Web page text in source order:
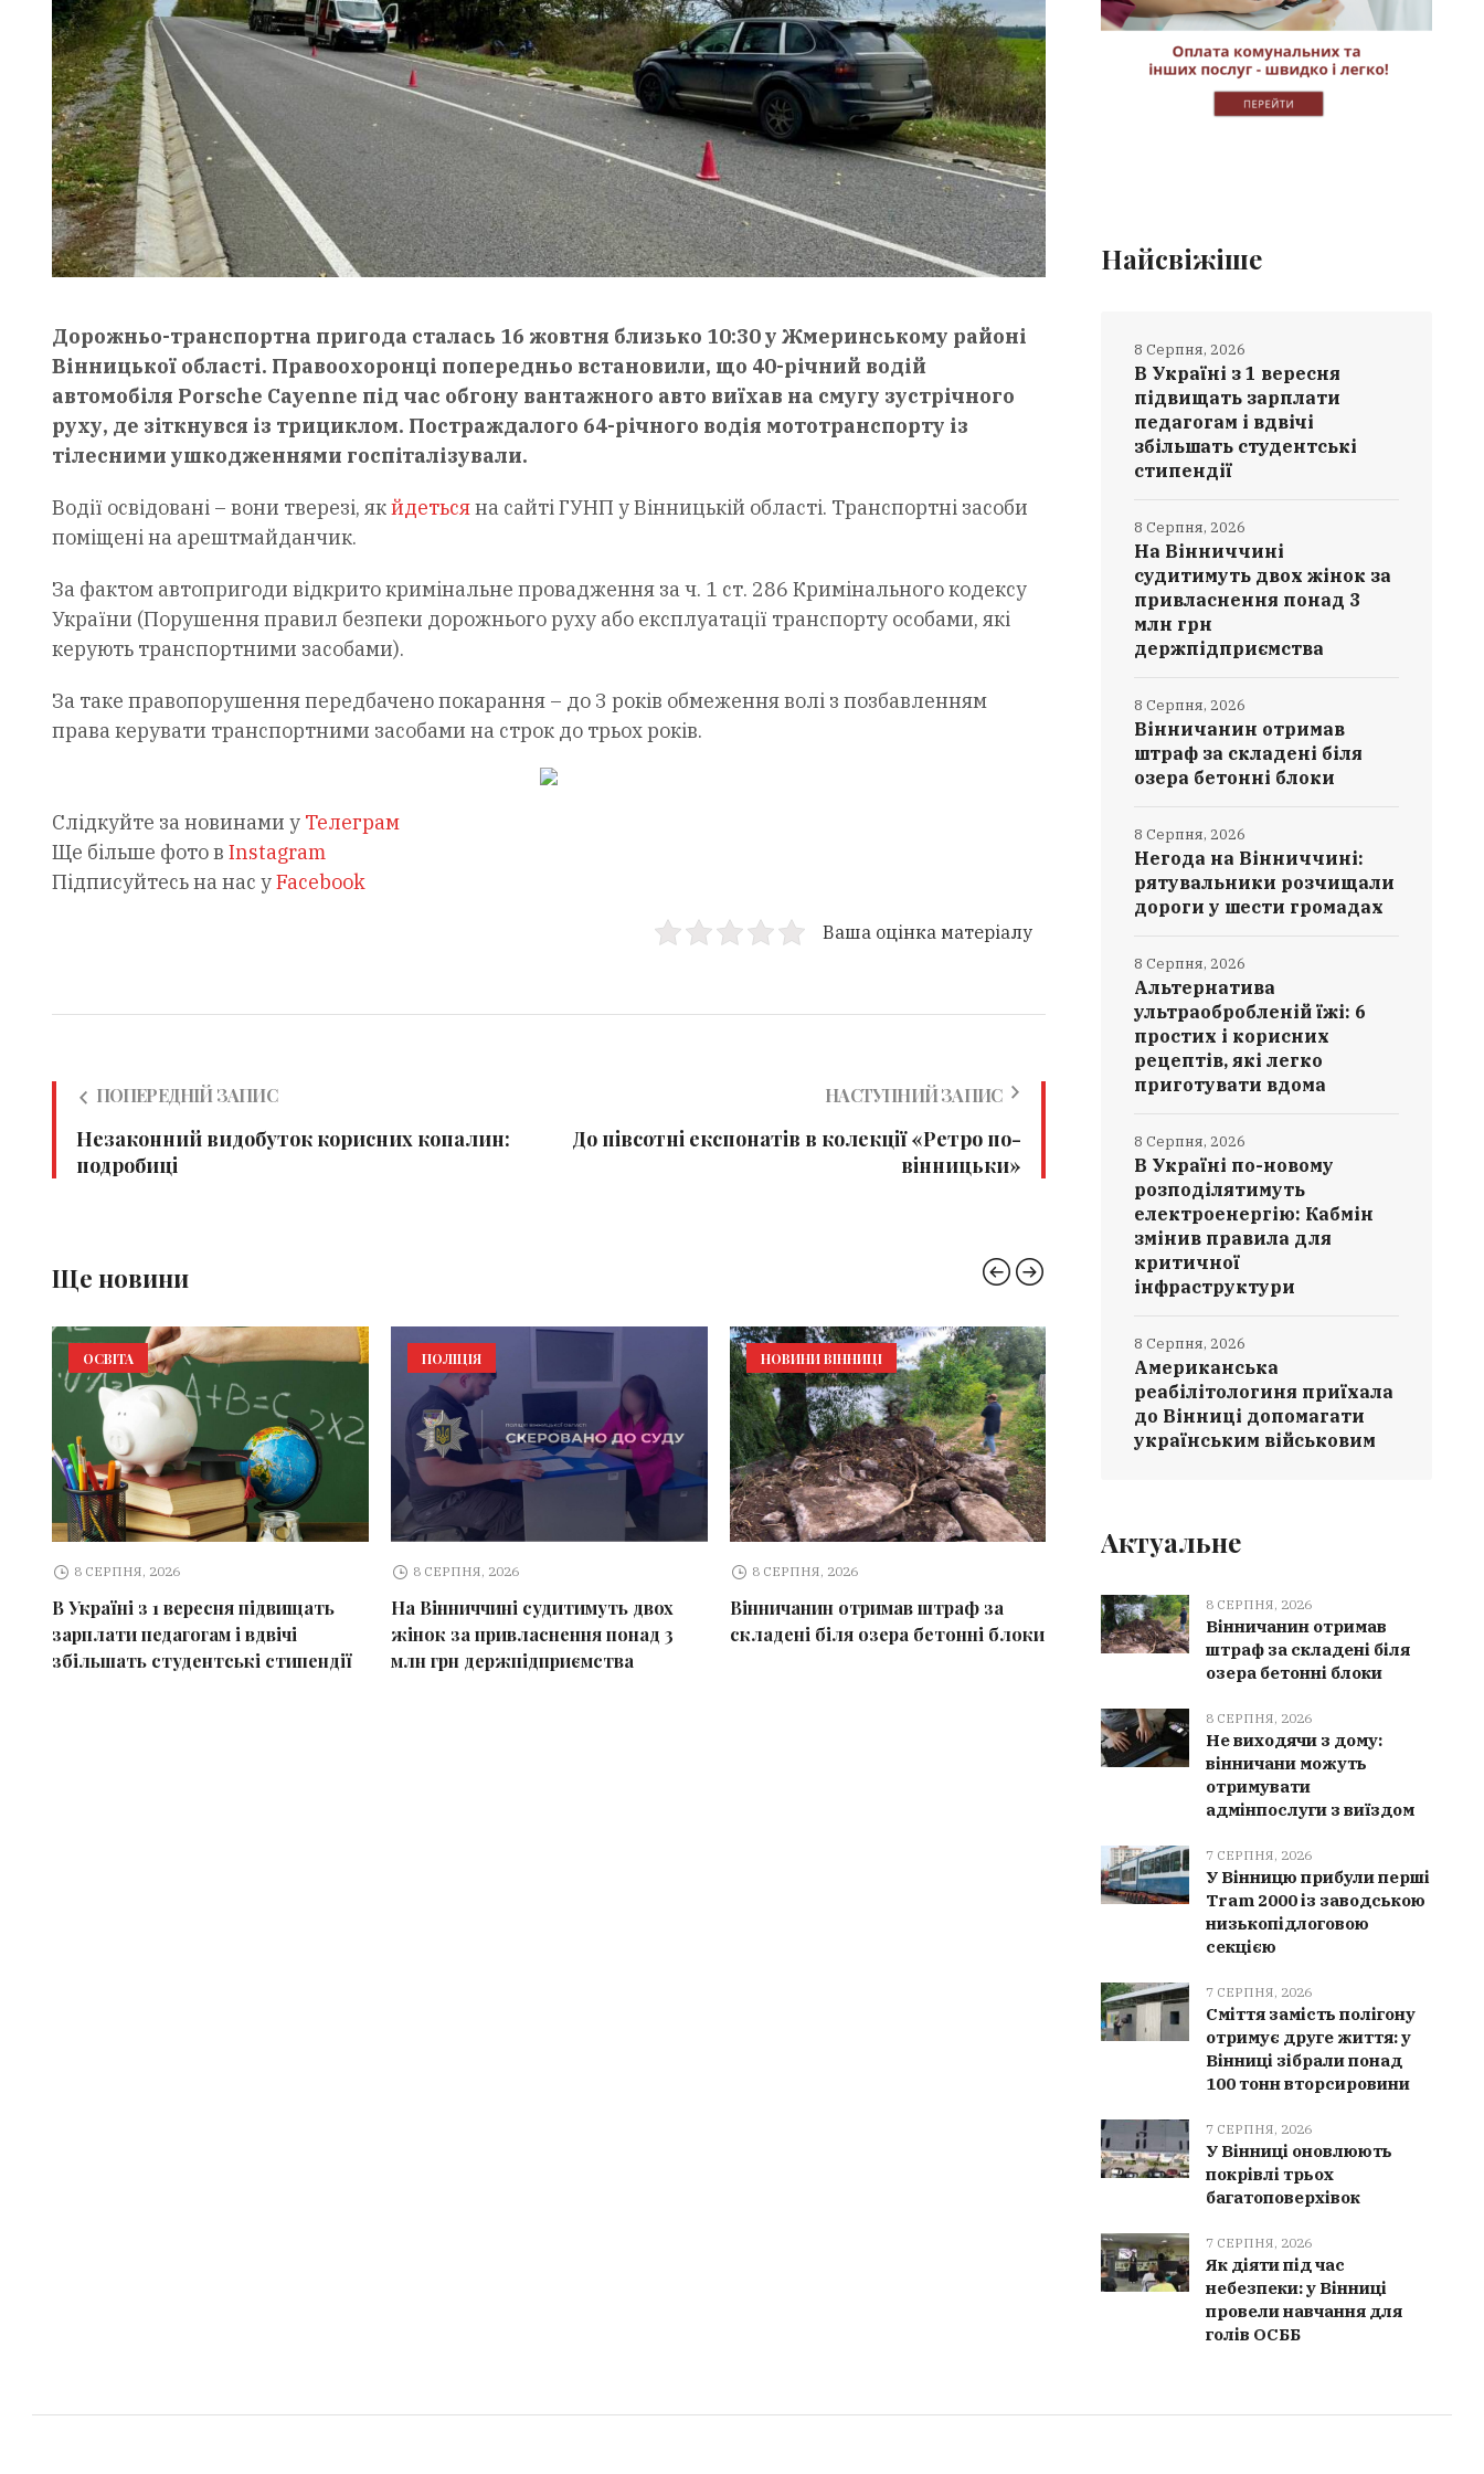
Дорожньо-транспортна пригода сталась 16 жовтня близько 10:30 у Жмеринському районі
Вінницької області. Правоохоронці попередньо встановили, що 40-річний водій
автомобіля Porsche Cayenne під час обгону вантажного авто виїхав на смугу зустрічного
руху, де зіткнувся із трициклом. Постраждалого 64-річного водія мототранспорту із
тілесними ушкодженнями госпіталізували.
Водії освідовані – вони тверезі, якйдетьсяна сайті ГУНП у Вінницькій області. Транспортні засоби
поміщені на арештмайданчик.
За фактом автопригоди відкрито кримінальне провадження за ч. 1 ст. 286 Кримінального кодексу
України (Порушення правил безпеки дорожнього руху або експлуатації транспорту особами, які
керують транспортними засобами).
За таке правопорушення передбачено покарання – до 3 років обмеження волі з позбавленням
права керувати транспортними засобами на строк до трьох років.
Слідкуйте за новинами у Телеграм
Ще більше фото в Instagram
Підписуйтесь на нас уFacebook
Ваша оцінка матеріалу
ПОПЕРЕДНІЙ ЗАПИС
Незаконний видобуток корисних копалин:
подробиці
НАСТУПНИЙ ЗАПИС
До півсотні експонатів в колекції «Ретро по-
вінницьки»
Ще новини
ОСВІТА
8 СЕРПНЯ, 2026
В Україні з 1 вересня підвищать
зарплати педагогам і вдвічі
збільшать студентські стипендії
ПОЛІЦІЯ
8 СЕРПНЯ, 2026
На Вінниччині судитимуть двох
жінок за привласнення понад 3
млн грн держпідприємства
НОВИНИ ВІННИЦІ
8 СЕРПНЯ, 2026
Вінничанин отримав штраф за
складені біля озера бетонні блоки
ВІННИЧЧИНА
Негода на Вінниччині:
рятувальники розчищали дороги у
шести громадах
які
Найсвіжіше
В Україні з 1 вересня
підвищать зарплати
педагогам і вдвічі
збільшать студентські
стипендії
8 Серпня, 2026
На Вінниччині
судитимуть двох жінок за
привласнення понад 3
млн грн
держпідприємства
8 Серпня, 2026
Вінничанин отримав
штраф за складені біля
озера бетонні блоки
8 Серпня, 2026
Негода на Вінниччині:
рятувальники розчищали
дороги у шести громадах
8 Серпня, 2026
Альтернатива
ультраобробленій їжі: 6
простих і корисних
рецептів, які легко
приготувати вдома
8 Серпня, 2026
В Україні по-новому
розподілятимуть
електроенергію: Кабмін
змінив правила для
критичної
інфраструктури
8 Серпня, 2026
Американська
реабілітологиня приїхала
до Вінниці допомагати
українським військовим
8 Серпня, 2026
Актуальне
8 СЕРПНЯ, 2026
Вінничанин отримав
штраф за складені біля
озера бетонні блоки
8 СЕРПНЯ, 2026
Не виходячи з дому:
вінничани можуть
отримувати
адмінпослуги з виїздом
7 СЕРПНЯ, 2026
У Вінницю прибули перші
Tram 2000 із заводською
низькопідлоговою
секцією
7 СЕРПНЯ, 2026
Сміття замість полігону
отримує друге життя: у
Вінниці зібрали понад
100 тонн вторсировини
7 СЕРПНЯ, 2026
У Вінниці оновлюють
покрівлі трьох
багатоповерхівок
7 СЕРПНЯ, 2026
Як діяти під час
небезпеки: у Вінниці
провели навчання для
голів ОСББ